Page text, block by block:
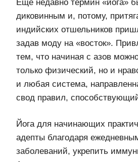
Еще недавно термин «йога»
диковинным и, потому,
индийских отшельников
задав моду на «восток».
тем, что начиная с азов
только физический, но и
и любая система,
свод правил,
Йога для начинающих
адепты благодаря
заболеваний, укрепить